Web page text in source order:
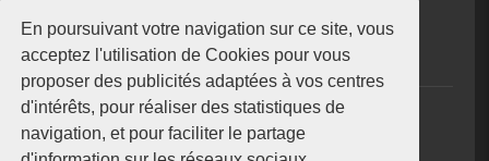
En poursuivant votre navigation sur ce site, vous
acceptez l'utilisation de Cookies pour vous
proposer des publicités adaptées à vos centres
d'intérêts, pour réaliser des statistiques de
navigation, et pour faciliter le partage
koaci@yahoo.fr
+225 07 08 85 52 93
NEWSLETTER
Restez connecté via notre newsletter